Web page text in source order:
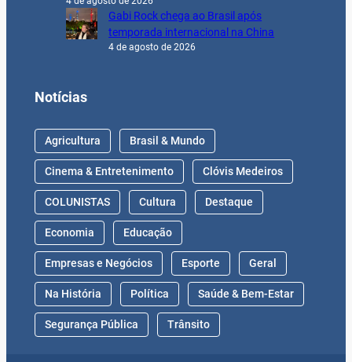
Gabi Rock chega ao Brasil após
temporada internacional na China
4 de agosto de 2026
Notícias
Agricultura Brasil & Mundo
Cinema & Entretenimento Clóvis Medeiros
COLUNISTAS Cultura Destaque
Economia Educação
Empresas e Negócios Esporte Geral
Na História Política Saúde & Bem-Estar
Segurança Pública Trânsito